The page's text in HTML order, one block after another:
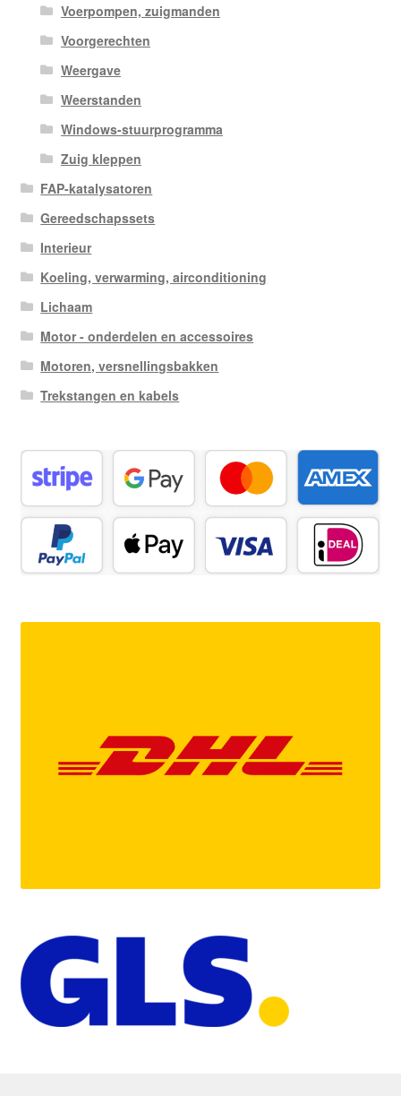
Voerpompen, zuigmanden
Voorgerechten
Weergave
Weerstanden
Windows-stuurprogramma
Zuig kleppen
FAP-katalysatoren
Gereedschapssets
Interieur
Koeling, verwarming, airconditioning
Lichaam
Motor - onderdelen en accessoires
Motoren, versnellingsbakken
Trekstangen en kabels